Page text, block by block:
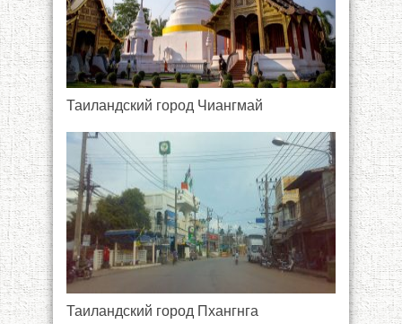
Таиландский город Чиангмай
Таиландский город Пхангнга